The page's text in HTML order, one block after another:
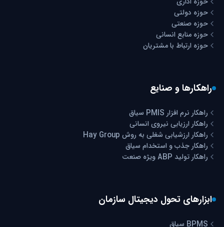
حوزه دولتی
حوزه صنعتی
حوزه منابع انسانی
حوزه ارتباط با مشتریان
راهکارها و صنایع
راهکار نرم افزار PMIS سیاق
راهکار ارزیابی نیروی انسانی
راهکار ارزشیابی شغلی به روش Hay Group
راهکار جذب و استخدام سیاق
راهکار تولید ABP ویژه صنعت
ابزارهای تحول دیجیتال سازمان
BPMS سیاق